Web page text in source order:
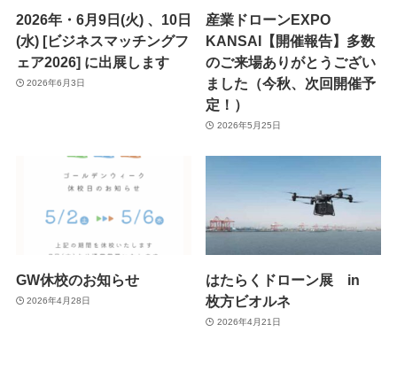
2026年・6月9日(火) 、10日
(水) [ビジネスマッチングフ
ェア2026] に出展します
2026年6月3日
産業ドローンEXPO
KANSAI【開催報告】多数
のご来場ありがとうござい
ました（今秋、次回開催予
定！）
2026年5月25日
GW休校のお知らせ
2026年4月28日
はたらくドローン展 in
枚方ビオルネ
2026年4月21日